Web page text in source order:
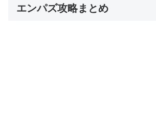
エンパズ攻略まとめ